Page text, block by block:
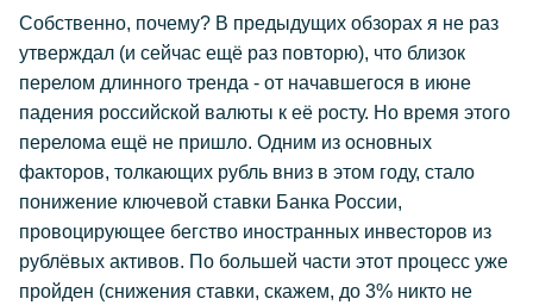
Собственно, почему? В предыдущих обзорах я не раз
утверждал (и сейчас ещё раз повторю), что близок
перелом длинного тренда - от начавшегося в июне
падения российской валюты к её росту. Но время этого
перелома ещё не пришло. Одним из основных
факторов, толкающих рубль вниз в этом году, стало
понижение ключевой ставки Банка России,
провоцирующее бегство иностранных инвесторов из
рублёвых активов. По большей части этот процесс уже
пройден (снижения ставки, скажем, до 3% никто не